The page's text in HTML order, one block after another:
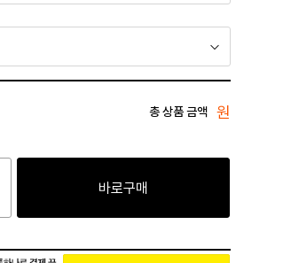
총 상품 금액 원
바로구매